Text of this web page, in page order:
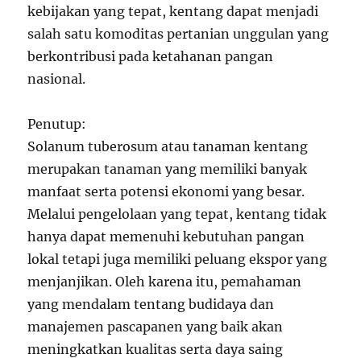
kebijakan yang tepat, kentang dapat menjadi
salah satu komoditas pertanian unggulan yang
berkontribusi pada ketahanan pangan
nasional.
Penutup:
Solanum tuberosum atau tanaman kentang
merupakan tanaman yang memiliki banyak
manfaat serta potensi ekonomi yang besar.
Melalui pengelolaan yang tepat, kentang tidak
hanya dapat memenuhi kebutuhan pangan
lokal tetapi juga memiliki peluang ekspor yang
menjanjikan. Oleh karena itu, pemahaman
yang mendalam tentang budidaya dan
manajemen pascapanen yang baik akan
meningkatkan kualitas serta daya saing